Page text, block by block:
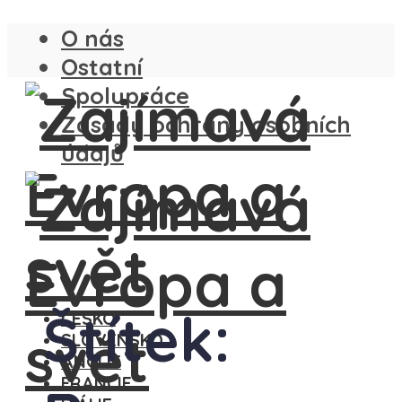
O nás
Ostatní
Spolupráce
Zásady ochrany osobních
údajů
ČESKO
SLOVENSKO
ANGLIE
FRANCIE
Štítek: